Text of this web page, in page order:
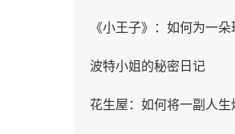
《小王子》：如何为一朵
波特小姐的秘密日记
花生屋：如何将一副人生